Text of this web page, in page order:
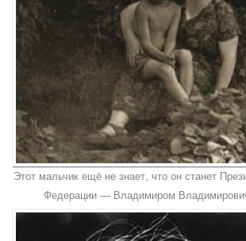
Этот мальчик ещё не знает, что он станет
Федерации — Владимиром